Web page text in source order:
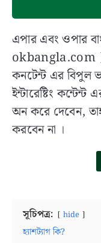
Bengal
Board
of
Secondary
Education
(WBBSE):
History,
Role
and
এপার এবং ওপার
okbangla.com )
কনটেন্ট এর বিপুল
ইন্টারেষ্টিং
অন করে দেবেন,
করবেন না ।
সূচিপত্র: hide
হ্যাশট্যাগ কি?